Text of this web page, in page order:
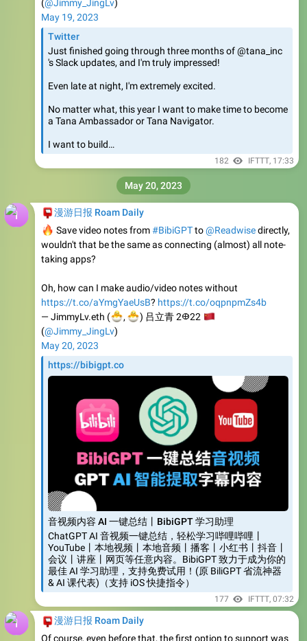
Twitter
Just finished going through three months of @tana_inc
's Slack updates, and I'm truly impressed!
Even late at night, I'm extremely excited.
No matter what, this year I want to make time to become
a Tana Ambassador or Tana Navigator.
I want to build…
漫游日报 Roam Daily
Save video notes from#BibiGPTto@Readwisedirectly,
wouldn't that be the same as connecting (almost) all note-
taking apps?
Oh, how can I make audio/video notes without
— JimmyLv.eth (
🐣
,
🐣) 吕立青 2𐃏22
(@Jimmy_JingLv)
May 20, 2023
https://bibigpt.co
音视频内容 AI 一键总结丨BibiGPT 学习助理
ChatGPT AI 音视频一键总结，轻松学习哔哩哔哩丨
YouTube丨本地视频丨本地音频丨播客丨小红书丨抖音丨
会议丨讲座丨网页等任意内容。BibiGPT 致力于成为你的
最佳 AI 学习助理，支持免费试用！(原 BiliGPT 省流神器
& AI 课代表)（支持 iOS 快捷指令）
177 IFTTT,07:32
May 20, 2023
漫游日报 Roam Daily
Of course, even before that, the first option to support was
saving to@NotionHQwith just one click!
💪
📝